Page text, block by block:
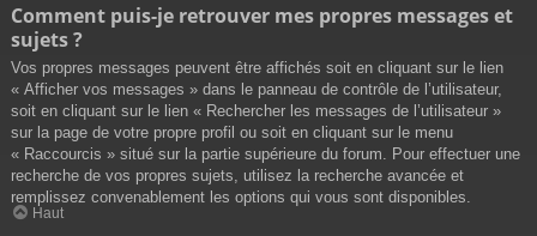
Comment puis-je retrouver mes propres messages et
sujets ?
Vos propres messages peuvent être affichés soit en cliquant sur le lien
« Afficher vos messages » dans le panneau de contrôle de l’utilisateur,
soit en cliquant sur le lien « Rechercher les messages de l’utilisateur »
sur la page de votre propre profil ou soit en cliquant sur le menu
« Raccourcis » situé sur la partie supérieure du forum. Pour effectuer une
recherche de vos propres sujets, utilisez la recherche avancée et
remplissez convenablement les options qui vous sont disponibles.
Haut